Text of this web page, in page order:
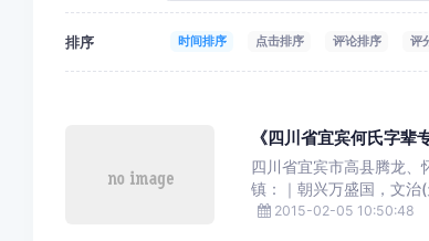
排序 时间排序 点击排序 评论排序 评
《四川省宜宾何氏字辈
四川省宜宾市高县腾龙
镇：｜朝兴万盛国，文治
2015-02-05 10:50:48